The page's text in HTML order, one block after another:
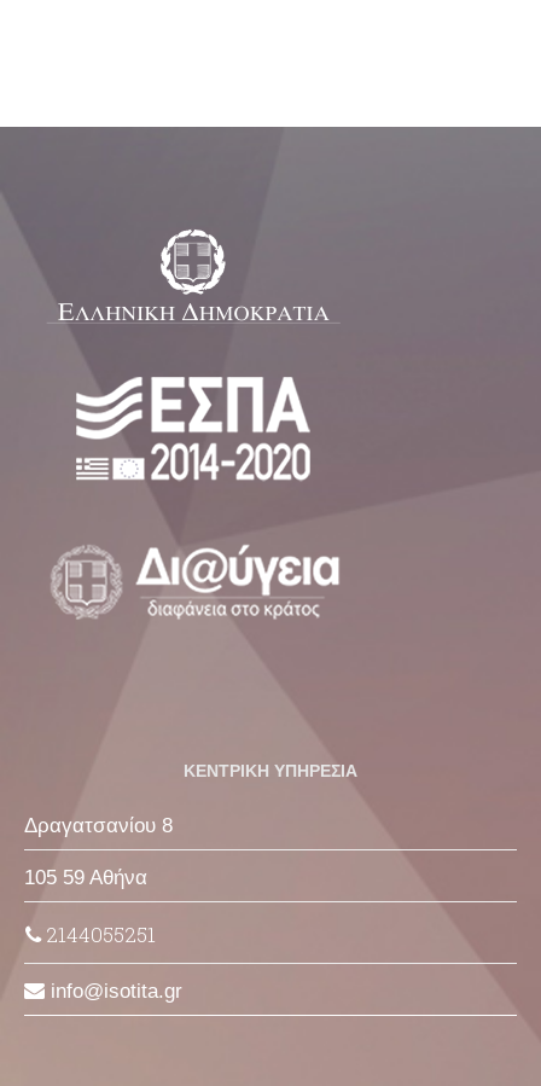
ΚΕΝΤΡΙΚΗ ΥΠΗΡΕΣΙΑ
Δραγατσανίου 8
105 59 Αθήνα
2144055251
info isotita gr